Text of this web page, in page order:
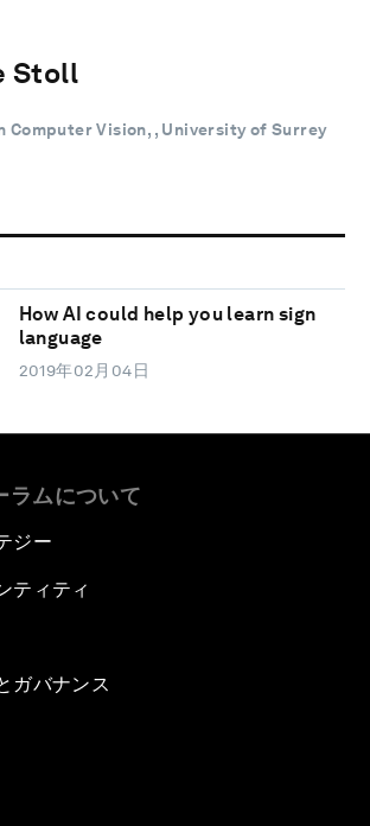
Stoll
Computer Vision, , University of Surrey
How AI could help you learn sign
language
2019年02月04日
ラムについて
ジー
ティティ
ガバナンス